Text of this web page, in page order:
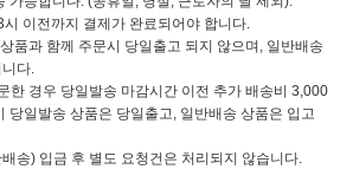
이전까지 결제가 완료되어야 합니다.
품과 함께 주문시 당일출고 되지 않으며, 일반배송
다.
한 경우 당일발송 마감시간 이전 추가 배송비 3,000
당일발송 상품은 당일출고, 일반배송 상품은 입고
송) 입금 후 별도 요청건은 처리되지 않습니다.